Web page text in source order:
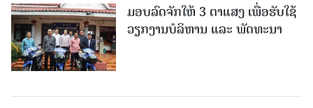
ມອບລົດຈັກໃຫ້ 3 ຕາແສງ ເພື່ອຮັບໃຊ້
ວຽກງານບໍລິຫານ ແລະ ພັດທະນາ